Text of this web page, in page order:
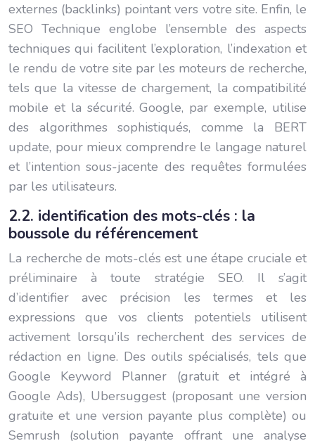
externes (backlinks) pointant vers votre site. Enfin, le
SEO Technique englobe l’ensemble des aspects
techniques qui facilitent l’exploration, l’indexation et
le rendu de votre site par les moteurs de recherche,
tels que la vitesse de chargement, la compatibilité
mobile et la sécurité. Google, par exemple, utilise
des algorithmes sophistiqués, comme la BERT
update, pour mieux comprendre le langage naturel
et l’intention sous-jacente des requêtes formulées
par les utilisateurs.
2.2. identification des mots-clés : la
boussole du référencement
La recherche de mots-clés est une étape cruciale et
préliminaire à toute stratégie SEO. Il s’agit
d’identifier avec précision les termes et les
expressions que vos clients potentiels utilisent
activement lorsqu’ils recherchent des services de
rédaction en ligne. Des outils spécialisés, tels que
Google Keyword Planner (gratuit et intégré à
Google Ads), Ubersuggest (proposant une version
gratuite et une version payante plus complète) ou
Semrush (solution payante offrant une analyse